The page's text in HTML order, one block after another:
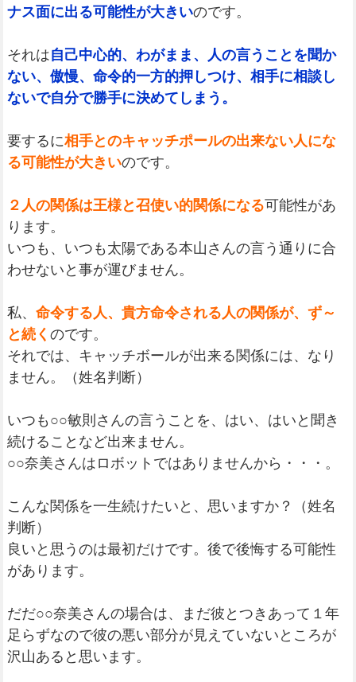
ナス面に出る可能性が大きいのです。
それは自己中心的、わがまま、人の言うことを聞か
ない、傲慢、命令的一方的押しつけ、相手に相談し
ないで自分で勝手に決めてしまう。
要するに相手とのキャッチポールの出来ない人にな
る可能性が大きいのです。
２人の関係は王様と召使い的関係になる可能性があ
ります。
いつも、いつも太陽である本山さんの言う通りに合
わせないと事が運びません。
私、 命令する人、貴方命令される人の関係が、ず～
と続く のです。
それでは、キャッチボールが出来る関係には、なり
ません。（姓名判断）
いつも○○敏則さんの言うことを、はい、はいと聞き
続けることなど出来ません。
○○奈美さんはロボットではありませんから・・・。
こんな関係を一生続けたいと、思いますか？（姓名
判断）
良いと思うのは最初だけです。後で後悔する可能性
があります。
だだ○○奈美さんの場合は、まだ彼とつきあって１年
足らずなので彼の悪い部分が見えていないところが
沢山あると思います。